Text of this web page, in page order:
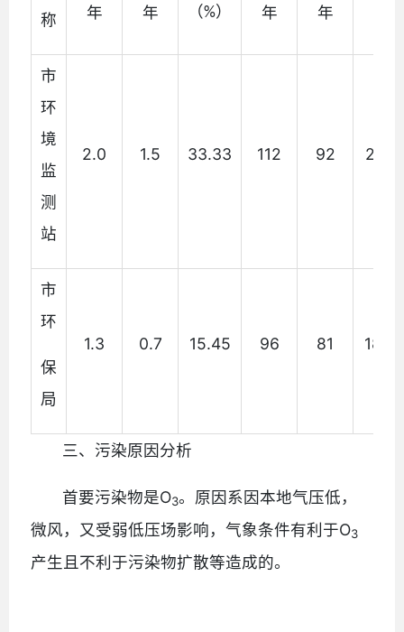
称
年 年
（%） 年 年
市
环
境
监
测
站
2.0 1.5 33.33 112 92 21.74
市
环
保
局
1.3 0.7 15.45 96 81
三、污染原因分析
首要污染物是O3。原因系因本地气压低，
微风，又受弱低压场影响，气象条件有利于O3
产生且不利于污染物扩散等造成的。